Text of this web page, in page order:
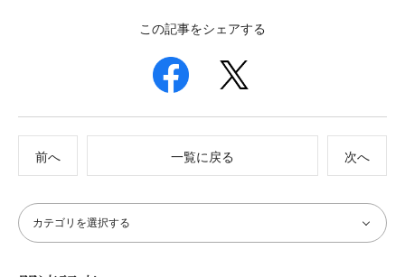
この記事をシェアする
前へ 一覧に戻る 次へ